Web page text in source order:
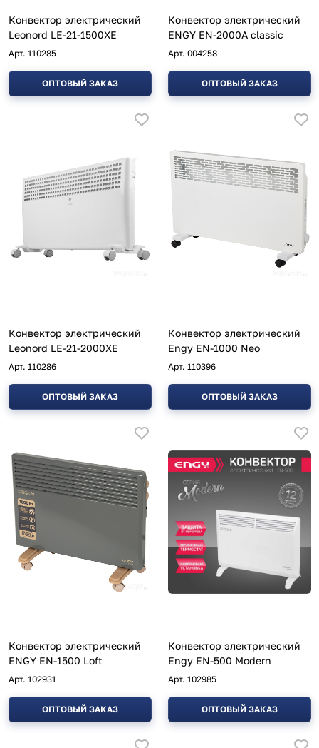
Конвектор электрический
Leonord LE-21-1500XE
Арт. 110285
ОПТОВЫЙ ЗАКАЗ
Конвектор электрический
ENGY EN-2000A classic
Арт. 004258
ОПТОВЫЙ ЗАКАЗ
Конвектор электрический
Leonord LE-21-2000XE
Арт. 110286
ОПТОВЫЙ ЗАКАЗ
Конвектор электрический
Engy EN-1000 Neo
Арт. 110396
ОПТОВЫЙ ЗАКАЗ
Конвектор электрический
ENGY EN-1500 Loft
Арт. 102931
ОПТОВЫЙ ЗАКАЗ
Конвектор электрический
Engy EN-500 Modern
Арт. 102985
ОПТОВЫЙ ЗАКАЗ